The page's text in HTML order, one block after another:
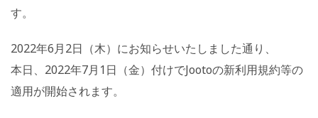
す。
2022年6月2日（木）にお知らせいたしました通り、
本日、2022年7月1日（金）付けでJootoの新利用規約等の
適用が開始されます。